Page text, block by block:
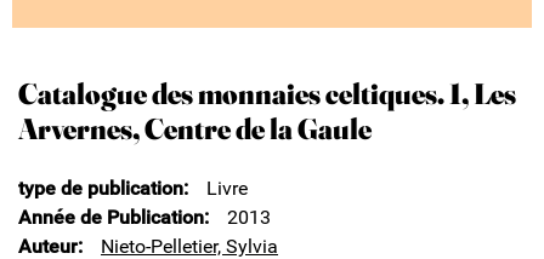
Catalogue des monnaies celtiques. 1, Les
Arvernes, Centre de la Gaule
type de publication
Livre
Année de Publication
2013
Auteur
Nieto-Pelletier, Sylvia